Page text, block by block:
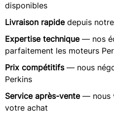
disponibles
Livraison rapidedepuis
Expertise technique— nos
parfaitement les moteurs
Prix compétitifs— nous
Perkins
Service après-vente— nous
votre achat